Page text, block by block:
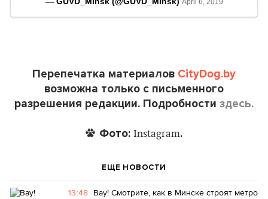
April 6, 2019
Перепечатка материалов CityDog.by
возможна только с письменного
разрешения редакции. Подробности здесь.
Фото: Instagram.
ЕЩЕ НОВОСТИ
13:48 Вау! Смотрите, как в Минске строят метро